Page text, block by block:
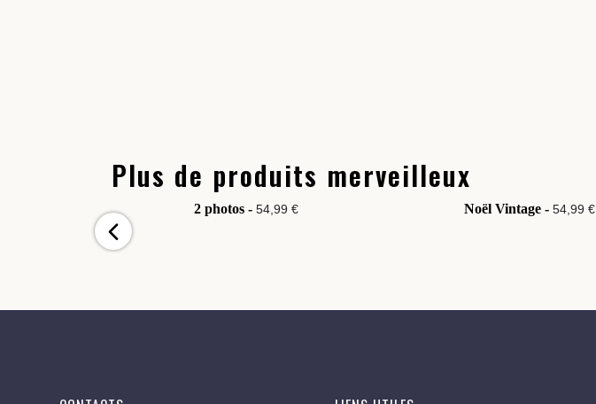
Plus de produits merveilleux
2 photos - 54,99 € Noël Vintage -54,99 €